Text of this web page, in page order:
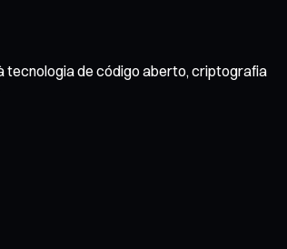
tecnologia de código aberto, criptografia